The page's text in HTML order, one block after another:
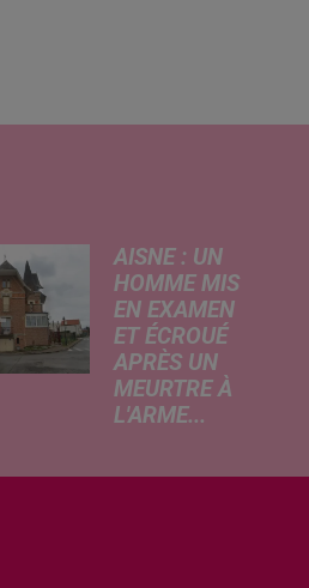
AISNE : UN
HOMME MIS
EN EXAMEN
ET ÉCROUÉ
APRÈS UN
MEURTRE À
L'ARME...
produit au cours